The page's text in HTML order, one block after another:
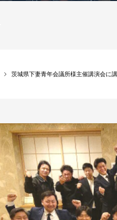
茨城県下妻青年会議所様主催講演会に